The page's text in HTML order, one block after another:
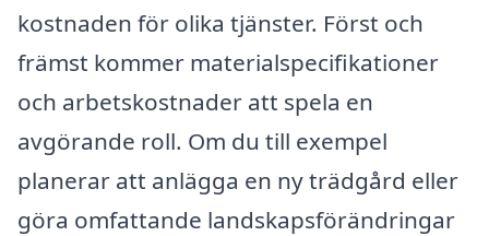
kostnaden för olika tjänster. Först och
främst kommer materialspecifikationer
och arbetskostnader att spela en
avgörande roll. Om du till exempel
planerar att anlägga en ny trädgård eller
göra omfattande landskapsförändringar